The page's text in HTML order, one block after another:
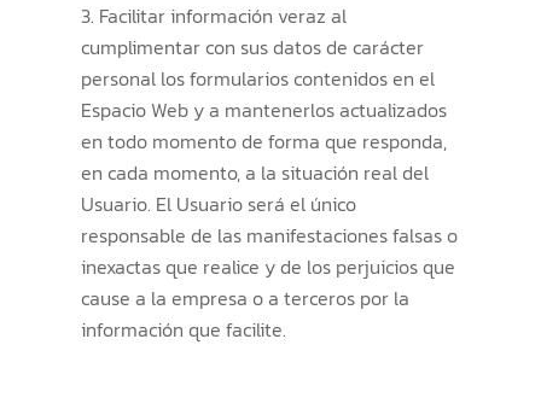
Facilitar información veraz al
cumplimentar con sus datos de carácter
personal los formularios contenidos en el
Espacio Web y a mantenerlos actualizados
en todo momento de forma que responda,
en cada momento, a la situación real del
Usuario. El Usuario será el único
responsable de las manifestaciones falsas o
inexactas que realice y de los perjuicios que
cause a la empresa o a terceros por la
información que facilite.